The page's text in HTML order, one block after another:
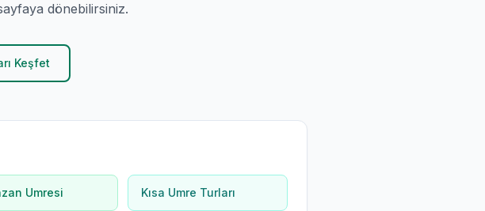
dönebilirsiniz.
Keşfet
Umresi Kısa Umre Turları